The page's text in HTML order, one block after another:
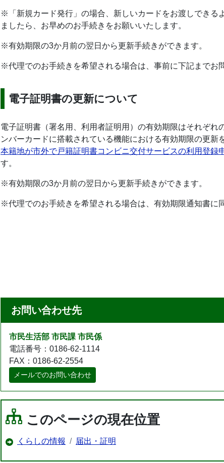
※「新規カード発行」の場合、新しいカードをお渡しできる
ましたら、お早めのお手続きをお願いいたします。
※有効期限の3か月前の翌日から更新手続きができます。
※代理でのお手続きを希望される場合は、事前に下記までお
電子証明書の更新について
電子証明書（署名用、利用者証明用）の有効期限はそれぞ
ンバーカードに搭載されている機能における有効期限の更
本籍地が市外で戸籍証明書コンビニ交付サービスの利用登録
す。
※有効期限の3か月前の翌日から更新手続きができます。
※代理でのお手続きを希望される場合は、有効期限通知書に
お問い合わせ先
市民生活部 市民課 市民係
電話番号：0186-62-1114
FAX：0186-62-2554
メールでのお問い合わせ
このページの現在位置
くらしの情報 届出・証明